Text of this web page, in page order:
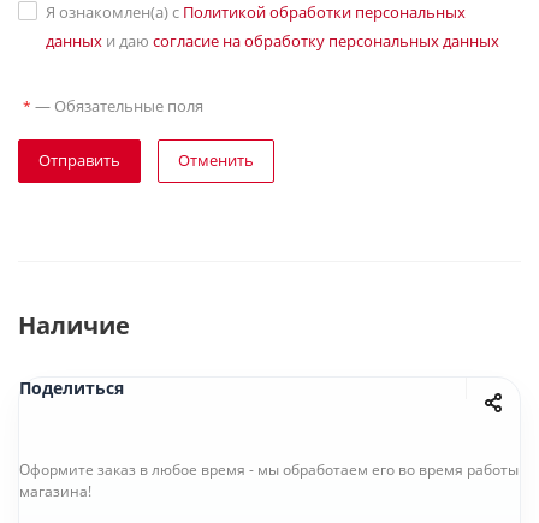
Я ознакомлен(а) с Политикой обработки персональных
данных и даю согласие на обработку персональных данных
* — Обязательные поля
Отправить Отменить
Наличие
Поделиться
Оформите заказ в любое время - мы обработаем его во время работы
магазина!